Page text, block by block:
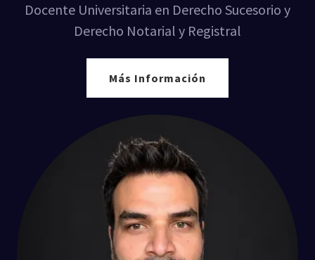
Docente Universitaria en Derecho Sucesorio y
Derecho Notarial y Registral
Más Información